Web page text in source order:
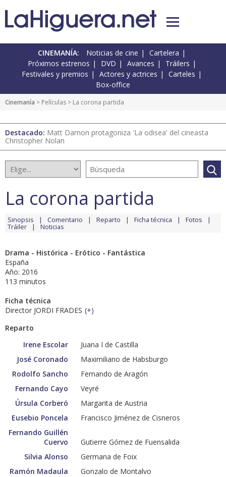
CINEMANÍA: Noticias de cine
Cartelera
Próximos estrenos
DVD Avances
Tráilers
Festivales y premios
Actores y actrices
Carteles
Box-office
Cinemanía > Películas > La corona partida
Destacado: Matt Damon protagoniza 'La odisea' del cineasta
Christopher Nolan
La corona partida
Sinopsis Comentario Reparto Ficha técnica Fotos
Tráiler Noticias
Drama - Histórica - Erótico - Fantástica
España
Año: 2016
113 minutos
Ficha técnica
Director JORDI FRADES (+)
Reparto
Irene Escolar
Juana I de Castilla
José Coronado
Maximiliano de Habsburgo
Rodolfo Sancho
Fernando de Aragón
Fernando Cayo
Veyré
Úrsula Corberó
Margarita de Austria
Eusebio Poncela
Francisco Jiménez de Cisneros
Fernando Guillén
Cuervo
Gutierre Gómez de Fuensalida
Silvia Alonso
Germana de Foix
Ramón Madaula
Gonzalo de Montalvo